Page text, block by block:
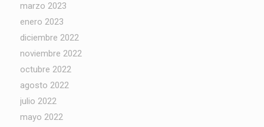
marzo 2023
enero 2023
diciembre 2022
noviembre 2022
octubre 2022
agosto 2022
julio 2022
mayo 2022